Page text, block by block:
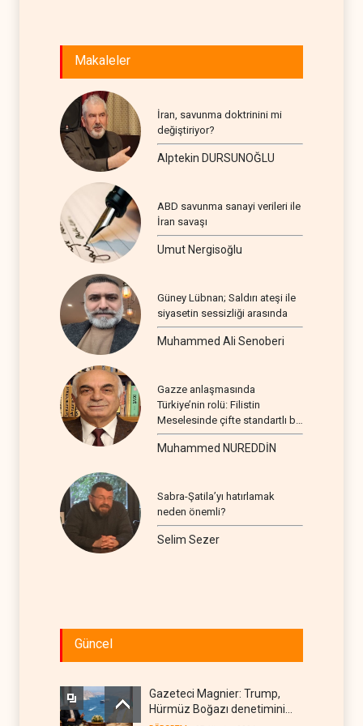
Makaleler
İran, savunma doktrinini mi
değiştiriyor?
Alptekin DURSUNOĞLU
ABD savunma sanayi verileri ile
İran savaşı
Umut Nergisoğlu
Güney Lübnan; Saldırı ateşi ile
siyasetin sessizliği arasında
Muhammed Ali Senoberi
Gazze anlaşmasında
Türkiye’nin rolü: Filistin
Meselesinde çifte standartlı bir
seyir
Muhammed NUREDDİN
Sabra-Şatila’yı hatırlamak
neden önemli?
Selim Sezer
Güncel
Gazeteci Magnier: Trump,
Hürmüz Boğazı denetimini